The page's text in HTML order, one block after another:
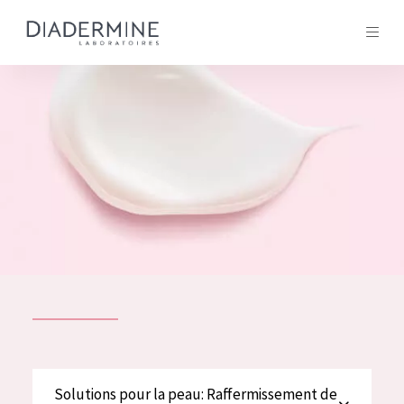
SOLUTIONS POUR LA PEAU
TOUS LES PRODUIT
ACCUEIL
Composition
Solutions pour la peau: Raffermissement de